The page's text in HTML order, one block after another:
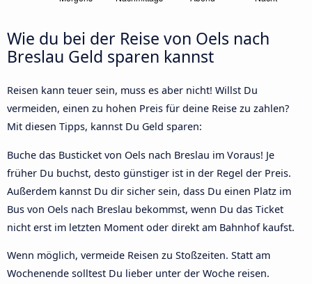
Wie du bei der Reise von Oels nach
Breslau Geld sparen kannst
Reisen kann teuer sein, muss es aber nicht! Willst Du
vermeiden, einen zu hohen Preis für deine Reise zu zahlen?
Mit diesen Tipps, kannst Du Geld sparen:
Buche das Busticket von Oels nach Breslau im Voraus! Je
früher Du buchst, desto günstiger ist in der Regel der Preis.
Außerdem kannst Du dir sicher sein, dass Du einen Platz im
Bus von Oels nach Breslau bekommst, wenn Du das Ticket
nicht erst im letzten Moment oder direkt am Bahnhof kaufst.
Wenn möglich, vermeide Reisen zu Stoßzeiten. Statt am
Wochenende solltest Du lieber unter der Woche reisen.